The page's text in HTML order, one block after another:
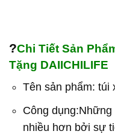
?Chi Tiết Sản
Tặng DAIICHILIFE
Tên sản phẩm: túi
Công
nhiều hơn bởi sự